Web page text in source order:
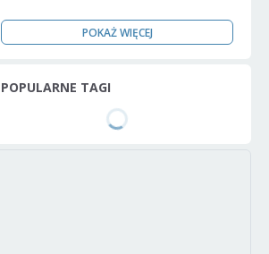
POKAŻ WIĘCEJ
POPULARNE TAGI